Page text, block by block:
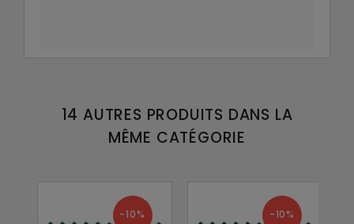
14 AUTRES PRODUITS DANS LA
MÊME CATÉGORIE
-10% -10%